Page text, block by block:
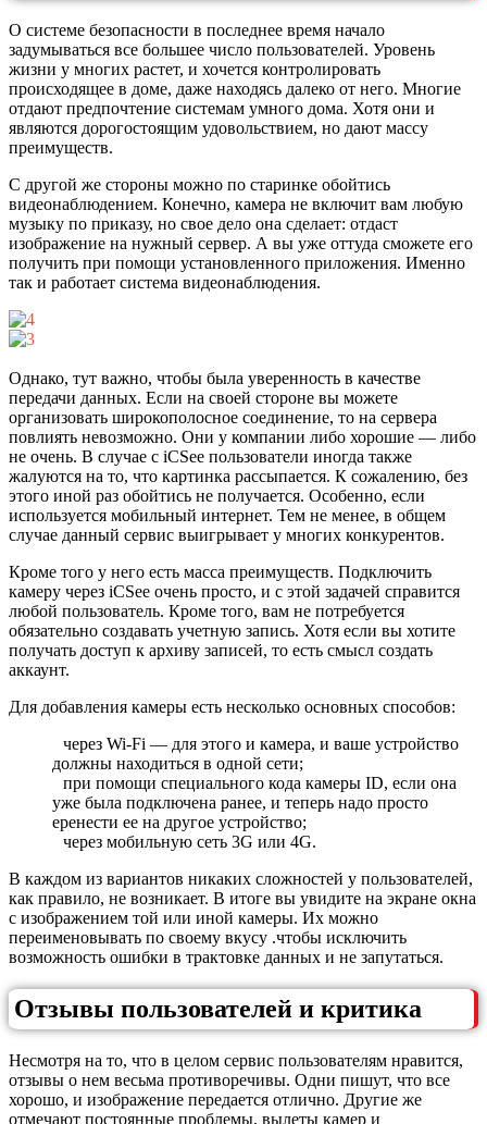
О системе безопасности в последнее время начало
задумываться все большее число пользователей. Уровень
жизни у многих растет, и хочется контролировать
происходящее в доме, даже находясь далеко от него. Многие
отдают предпочтение системам умного дома. Хотя они и
являются дорогостоящим удовольствием, но дают массу
преимуществ.
С другой же стороны можно по старинке обойтись
видеонаблюдением. Конечно, камера не включит вам любую
музыку по приказу, но свое дело она сделает: отдаст
изображение на нужный сервер. А вы уже оттуда сможете его
получить при помощи установленного приложения. Именно
так и работает система видеонаблюдения.
Однако, тут важно, чтобы была уверенность в качестве
передачи данных. Если на своей стороне вы можете
организовать широкополосное соединение, то на сервера
повлиять невозможно. Они у компании либо хорошие — либо
не очень. В случае с iCSee пользователи иногда также
жалуются на то, что картинка рассыпается. К сожалению, без
этого иной раз обойтись не получается. Особенно, если
используется мобильный интернет. Тем не менее, в общем
случае данный сервис выигрывает у многих конкурентов.
Кроме того у него есть масса преимуществ. Подключить
камеру через iCSee очень просто, и с этой задачей справится
любой пользователь. Кроме того, вам не потребуется
обязательно создавать учетную запись. Хотя если вы хотите
получать доступ к архиву записей, то есть смысл создать
аккаунт.
Для добавления камеры есть несколько основных способов:
через Wi-Fi — для этого и камера, и ваше устройство
должны находиться в одной сети;
при помощи специального кода камеры ID, если она
уже была подключена ранее, и теперь надо просто
еренести ее на другое устройство;
через мобильную сеть 3G или 4G.
В каждом из вариантов никаких сложностей у пользователей,
как правило, не возникает. В итоге вы увидите на экране окна
с изображением той или иной камеры. Их можно
переименовывать по своему вкусу .чтобы исключить
возможность ошибки в трактовке данных и не запутаться.
Отзывы пользователей и критика
Несмотря на то, что в целом сервис пользователям нравится,
отзывы о нем весьма противоречивы. Одни пишут, что все
хорошо, и изображение передается отлично. Другие же
отмечают постоянные проблемы, вылеты камер и